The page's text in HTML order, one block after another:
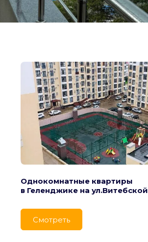
Однокомнатные квартиры
в Геленджике на ул.Витебской
Cмотреть